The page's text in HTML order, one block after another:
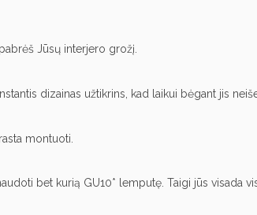
Jūsų interjero grožį.
dizainas užtikrins, kad laikui bėgant jis
montuoti.
bet kurią GU10* lemputę. Taigi jūs visada